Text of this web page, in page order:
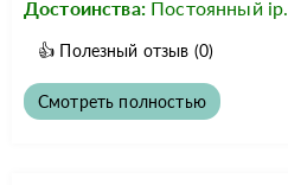
Достоинства: Постоянный ip.
👍 Полезный отзыв (0)
Смотреть полностью